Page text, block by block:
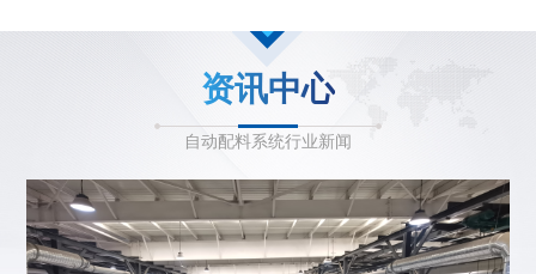
资讯中心
自动配料系统行业新闻